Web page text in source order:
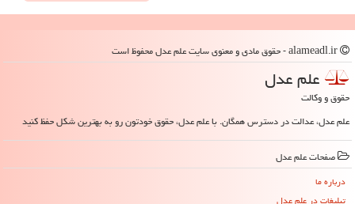
علم عدل
حقوق و وکالت
علم عدل، عدالت در دسترس همگان. با علم عدل، حقوق خودتون رو به بهترین شکل حفظ کنید
صفحات علم عدل
درباره ما
تبلیغات در علم عدل